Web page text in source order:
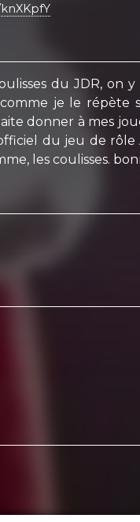
du JDR, on
comme je le
donner à mes
du jeu de rôle
les coulisses.